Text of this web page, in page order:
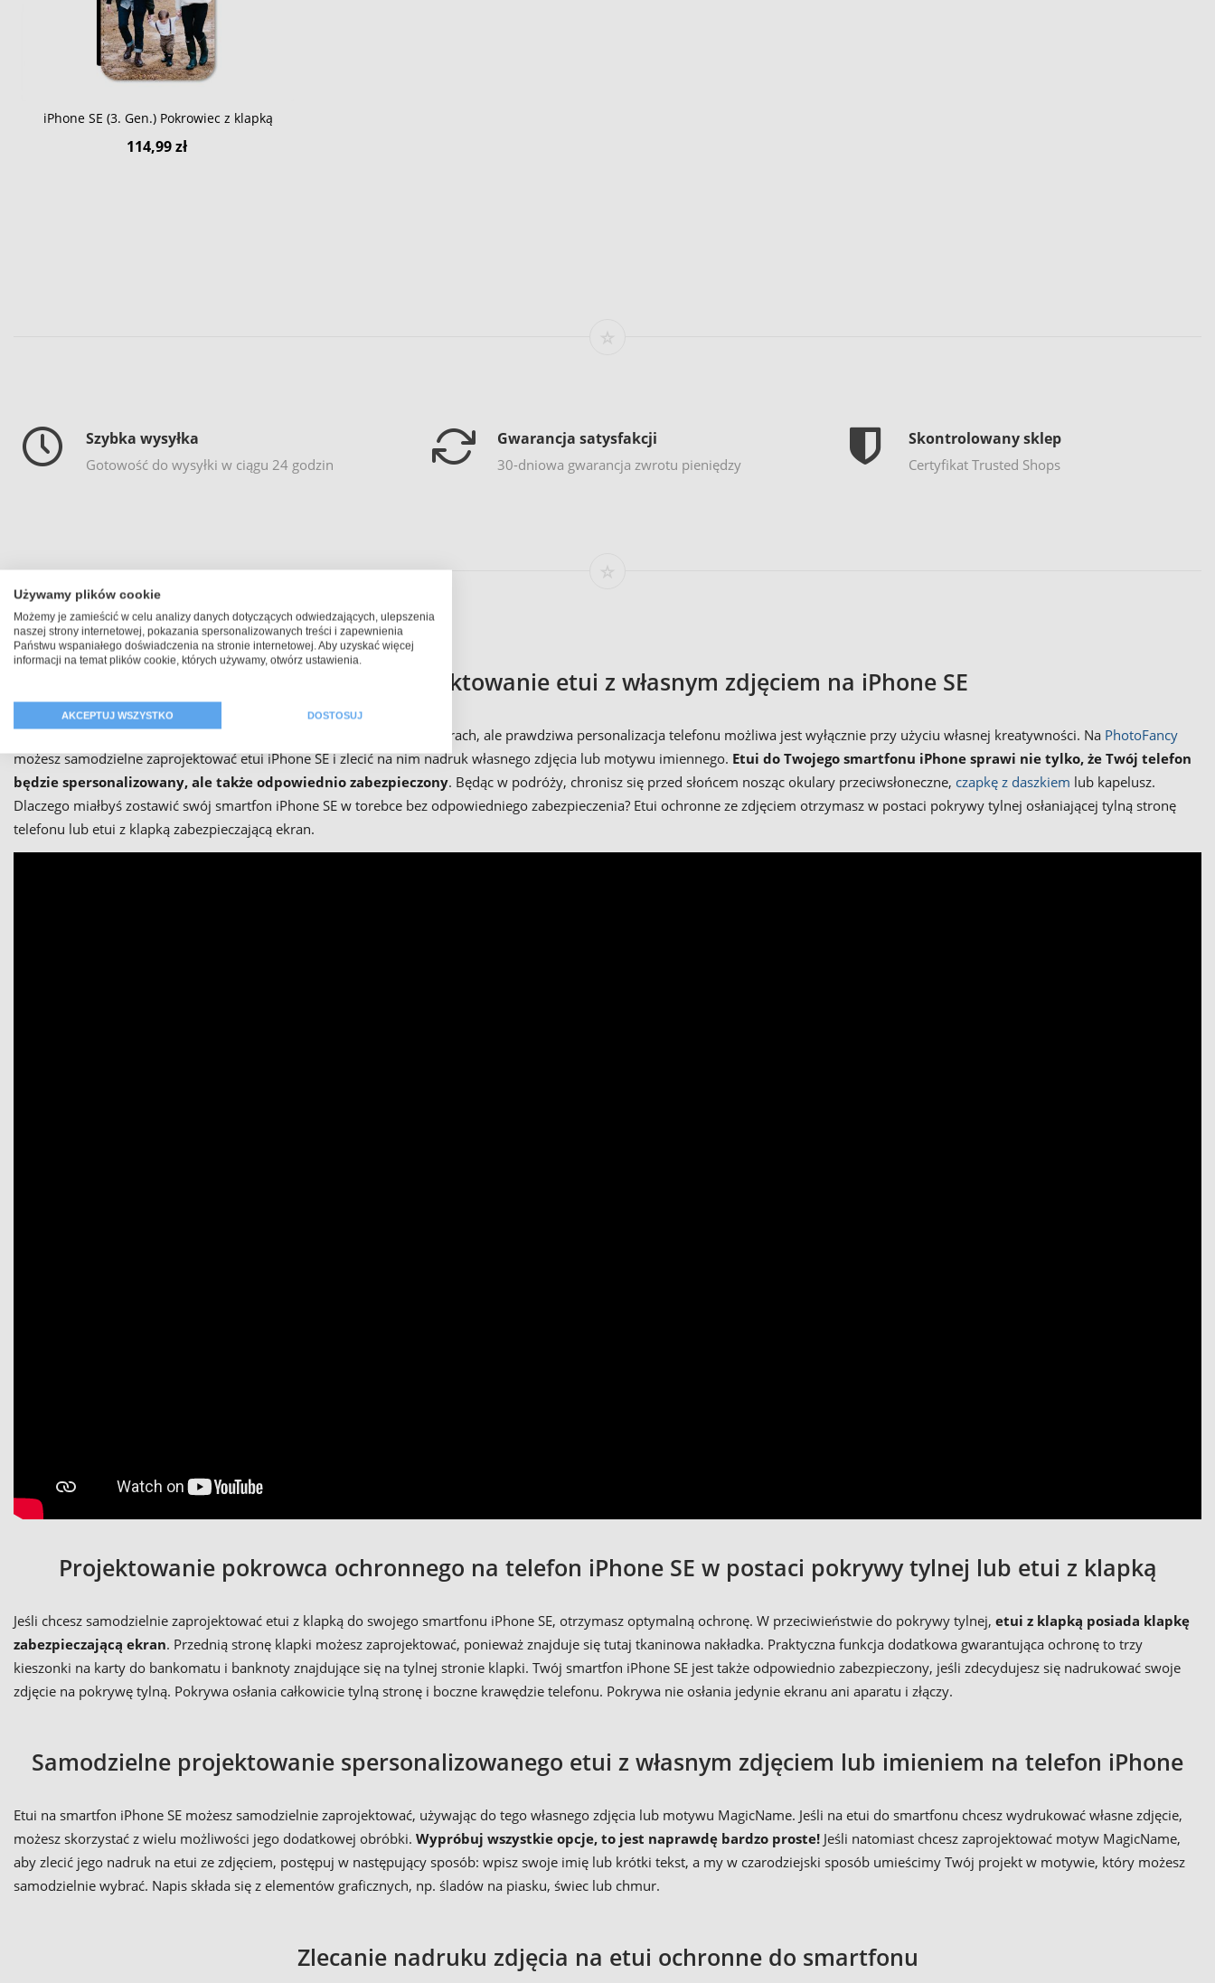
iPhone SE (3. Gen.) Pokrowiec z klapką
114,99 zł
Szybka wysyłka
Gotowość do wysyłki w ciągu 24 godzin
Gwarancja satysfakcji
30-dniowa gwarancja zwrotu pieniędzy
Skontrolowany sklep
Certyfikat Trusted Shops
Samodzielne projektowanie etui z własnym zdjęciem na iPhone SE
Wprawdzie smartfon iPhone SE dostępny jest w czterech różnych kolorach, ale prawdziwa personalizacja telefonu możliwa jest wyłącznie przy użyciu własnej kreatywności. Na PhotoFancy
możesz samodzielne zaprojektować etui iPhone SE i zlecić na nim nadruk własnego zdjęcia lub motywu imiennego. Etui do Twojego smartfonu iPhone sprawi nie tylko, że Twój telefon
będzie spersonalizowany, ale także odpowiednio zabezpieczony. Będąc w podróży, chronisz się przed słońcem nosząc okulary przeciwsłoneczne, czapkę z daszkiem lub kapelusz.
Dlaczego miałbyś zostawić swój smartfon iPhone SE w torebce bez odpowiedniego zabezpieczenia? Etui ochronne ze zdjęciem otrzymasz w postaci pokrywy tylnej osłaniającej tylną stronę
telefonu lub etui z klapką zabezpieczającą ekran.
Projektowanie pokrowca ochronnego na telefon iPhone SE w postaci pokrywy tylnej lub etui z klapką
Jeśli chcesz samodzielnie zaprojektować etui z klapką do swojego smartfonu iPhone SE, otrzymasz optymalną ochronę. W przeciwieństwie do pokrywy tylnej, etui z klapką posiada klapkę
zabezpieczającą ekran. Przednią stronę klapki możesz zaprojektować, ponieważ znajduje się tutaj tkaninowa nakładka. Praktyczna funkcja dodatkowa gwarantująca ochronę to trzy
kieszonki na karty do bankomatu i banknoty znajdujące się na tylnej stronie klapki. Twój smartfon iPhone SE jest także odpowiednio zabezpieczony, jeśli zdecydujesz się nadrukować swoje
zdjęcie na pokrywę tylną. Pokrywa osłania całkowicie tylną stronę i boczne krawędzie telefonu. Pokrywa nie osłania jedynie ekranu ani aparatu i złączy.
Samodzielne projektowanie spersonalizowanego etui z własnym zdjęciem lub imieniem na telefon iPhone
Etui na smartfon iPhone SE możesz samodzielnie zaprojektować, używając do tego własnego zdjęcia lub motywu MagicName. Jeśli na etui do smartfonu chcesz wydrukować własne zdjęcie,
możesz skorzystać z wielu możliwości jego dodatkowej obróbki. Wypróbuj wszystkie opcje, to jest naprawdę bardzo proste! Jeśli natomiast chcesz zaprojektować motyw MagicName,
aby zlecić jego nadruk na etui ze zdjęciem, postępuj w następujący sposób: wpisz swoje imię lub krótki tekst, a my w czarodziejski sposób umieścimy Twój projekt w motywie, który możesz
samodzielnie wybrać. Napis składa się z elementów graficznych, np. śladów na piasku, świec lub chmur.
Zlecanie nadruku zdjęcia na etui ochronne do smartfonu
Używamy plików cookie
Możemy je zamieścić w celu analizy danych dotyczących odwiedzających, ulepszenia
naszej strony internetowej, pokazania spersonalizowanych treści i zapewnienia
Państwu wspaniałego doświadczenia na stronie internetowej. Aby uzyskać więcej
informacji na temat plików cookie, których używamy, otwórz ustawienia.
AKCEPTUJ WSZYSTKO DOSTOSUJ